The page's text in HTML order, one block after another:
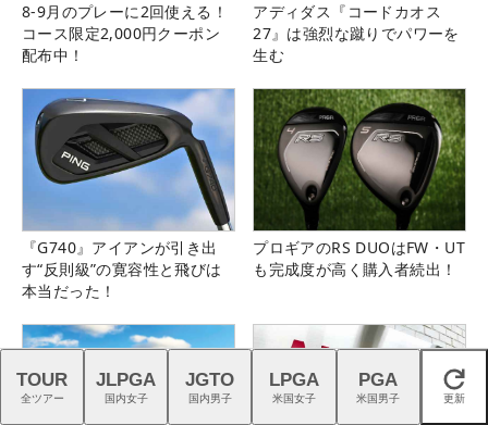
8-9月のプレーに2回使える！
コース限定2,000円クーポン
配布中！
アディダス『コードカオス
27』は強烈な蹴りでパワーを
生む
『G740』アイアンが引き出
す“反則級”の寛容性と飛びは
本当だった！
プロギアのRS DUOはFW・UT
も完成度が高く購入者続出！
閉じる
TOUR
全ツアー
JLPGA
国内女子
JGTO
国内男子
LPGA
米国女子
PGA
米国男子 更新